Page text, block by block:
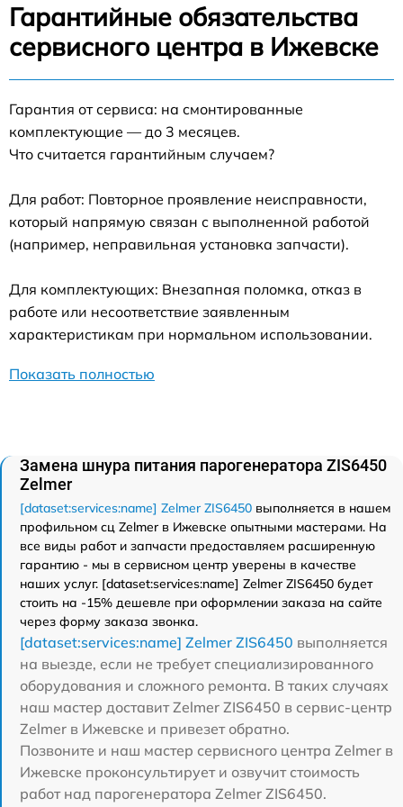
Гарантийные обязательства
сервисного центра в Ижевске
Гарантия от сервиса: на смонтированные
комплектующие — до 3 месяцев.
Что считается гарантийным случаем?
Для работ: Повторное проявление неисправности,
который напрямую связан с выполненной работой
(например, неправильная установка запчасти).
Для комплектующих: Внезапная поломка, отказ в
работе или несоответствие заявленным
характеристикам при нормальном использовании.
Показать полностью
Замена шнура питания парогенератора ZIS6450
Zelmer
[dataset:services:name] Zelmer ZIS6450 выполняется в нашем
профильном сц Zelmer в Ижевске опытными мастерами. На
все виды работ и запчасти предоставляем расширенную
гарантию - мы в сервисном центр уверены в качестве
наших услуг. [dataset:services:name] Zelmer ZIS6450 будет
стоить на -15% дешевле при оформлении заказа на сайте
через форму заказа звонка.
[dataset:services:name] Zelmer ZIS6450 выполняется
на выезде, если не требует специализированного
оборудования и сложного ремонта. В таких случаях
наш мастер доставит Zelmer ZIS6450 в сервис-центр
Zelmer в Ижевске и привезет обратно.
Позвоните и наш мастер сервисного центра Zelmer в
Ижевске проконсультирует и озвучит стоимость
работ над парогенератора Zelmer ZIS6450.